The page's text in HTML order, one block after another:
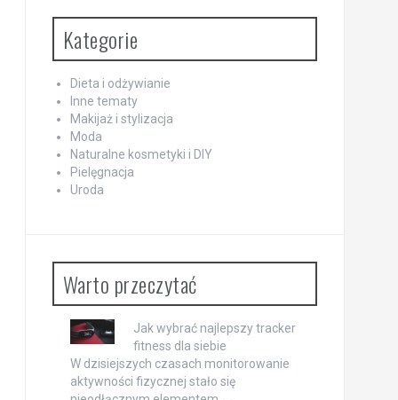
Kategorie
Dieta i odżywianie
Inne tematy
Makijaż i stylizacja
Moda
Naturalne kosmetyki i DIY
Pielęgnacja
Uroda
Warto przeczytać
Jak wybrać najlepszy tracker
fitness dla siebie
W dzisiejszych czasach monitorowanie
aktywności fizycznej stało się